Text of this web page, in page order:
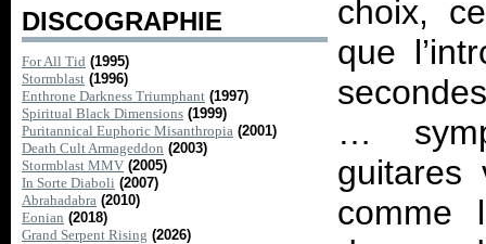
DISCOGRAPHIE
For All Tid (1995)
Stormblast (1996)
Enthrone Darkness Triumphant (1997)
Spiritual Black Dimensions (1999)
Puritannical Euphoric Misanthropia (2001)
Death Cult Armageddon (2003)
Stormblast MMV (2005)
In Sorte Diaboli (2007)
Abrahadabra (2010)
Eonian (2018)
Grand Serpent Rising (2026)
choix,
que
…
guitares
comme